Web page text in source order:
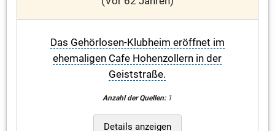
Das Gehörlosen-Klubheim eröffnet im
ehemaligen Cafe Hohenzollern in der
Geiststraße.
Anzahl der Quellen:1
Details anzeigen